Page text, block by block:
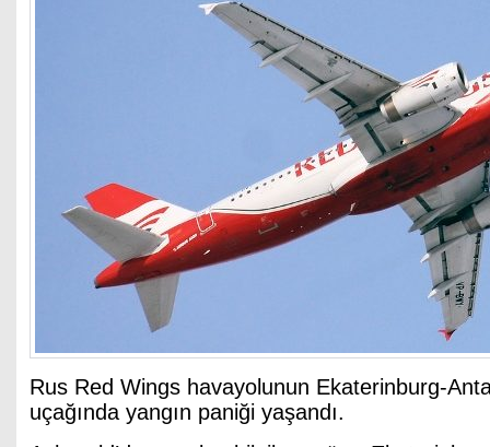
Rus Red Wings havayolunun Ekaterinburg-
uçağında yangın paniği yaşandı.